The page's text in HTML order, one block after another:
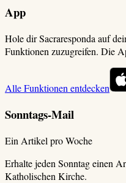
App
Hole dir Sacraresponda auf
Funktionen zuzugreifen. Die
Alle Funktionen entdecken
Sonntags-Mail
Ein Artikel pro Woche
Erhalte jeden Sonntag einen
Katholischen Kirche.